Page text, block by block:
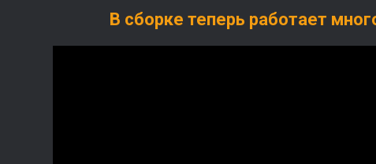
В сборке теперь работает